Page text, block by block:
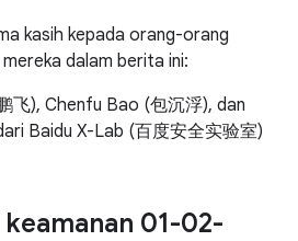
kasih kepada orang-orang
dalam berita ini:
飞), Chenfu Bao (包沉浮), dan
Baidu X-Lab (百度安全实验室)
01-02-